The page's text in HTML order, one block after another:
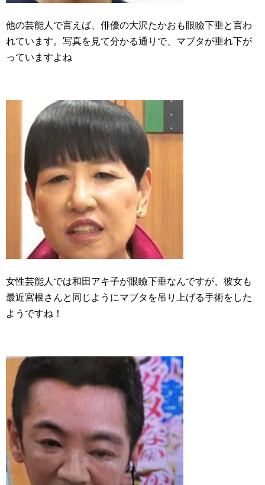
他の芸能人で言えば、俳優の大沢たかおも眼瞼下垂と言わ
れています。写真を見て分かる通りで、マブタが垂れ下が
っていますよね
女性芸能人では和田アキ子が眼瞼下垂なんですが、彼女も
最近宮根さんと同じようにマブタを吊り上げる手術をした
ようですね！